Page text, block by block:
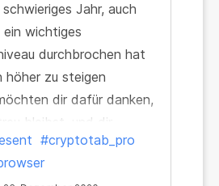
Jahr, auch
wichtiges
durchbrochen hat
höher zu steigen
dir dafür danken,
bleibst, und dir
Geschenk geben,
upzugraden: CryptoTab
#cryptotab_pro